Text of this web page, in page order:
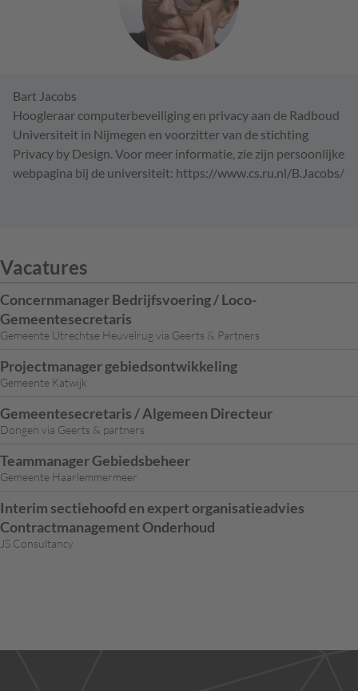
Bart Jacobs
Hoogleraar computerbeveiliging en privacy aan de Radboud
Universiteit in Nijmegen en voorzitter van de stichting
Privacy by Design. Voor meer informatie, zie zijn persoonlijke
webpagina bij de universiteit: https://www.cs.ru.nl/B.Jacobs/
Vacatures
Concernmanager Bedrijfsvoering / Loco-
Gemeentesecretaris
Gemeente Utrechtse Heuvelrug via Geerts & Partners
Projectmanager gebiedsontwikkeling
Gemeente Katwijk
Gemeentesecretaris / Algemeen Directeur
Dongen via Geerts & partners
Teammanager Gebiedsbeheer
Gemeente Haarlemmermeer
Interim sectiehoofd en expert organisatieadvies
Contractmanagement Onderhoud
JS Consultancy